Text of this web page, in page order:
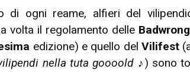
di ogni reame, alfieri del
volta il regolamento delle
edizione) e quello delVilifest
nella tuta goooold ♪) sono